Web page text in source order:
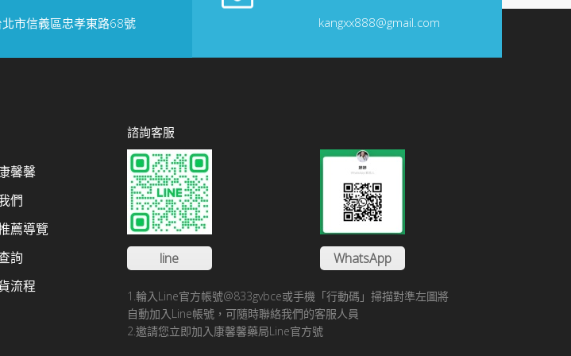
北市信義區忠孝東路68號 kangxx888@gmail.com
馨馨
們
薦導覽
詢
流程
諮詢客服
line WhatsApp
1.輪入Line官方帳號@833gvbce或手機「行動碼」掃描對準左圖將
自動加入Line帳號，可隨時聯絡我們的客服人員
2.邀請您立即加入康馨馨藥局Line官方號